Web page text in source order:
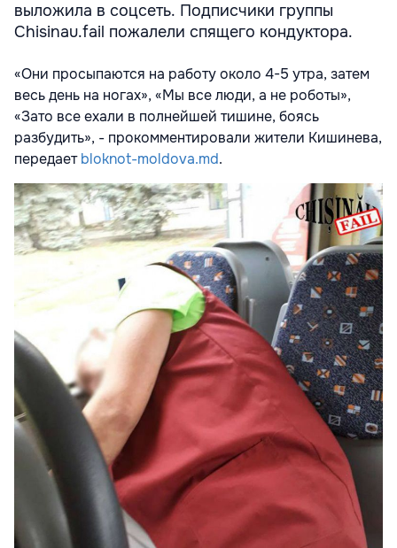
выложила в соцсеть. Подписчики группы
Сhisinau.fail пожалели спящего кондуктора.
«Они просыпаются на работу около 4-5 утра, затем
весь день на ногах», «Мы все люди, а не роботы»,
«Зато все ехали в полнейшей тишине, боясь
разбудить», - прокомментировали жители Кишинева,
передаетbloknot-moldova.md.